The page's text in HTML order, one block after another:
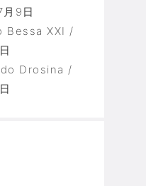
9日
Bessa XXI /
Drosina /